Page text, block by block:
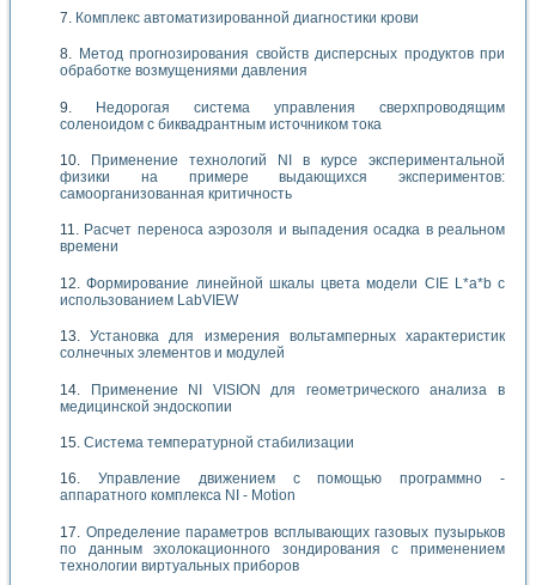
Комплекс автоматизированной диагностики крови
Метод прогнозирования свойств дисперсных продуктов при
обработке возмущениями давления
Недорогая система управления сверхпроводящим
соленоидом с биквадрантным источником тока
Применение технологий NI в курсе экспериментальной
физики на примере выдающихся экспериментов:
самоорганизованная критичность
Расчет переноса аэрозоля и выпадения осадка в реальном
времени
Формирование линейной шкалы цвета модели CIE L*a*b с
использованием LabVIEW
Установка для измерения вольтамперных характеристик
солнечных элементов и модулей
Применение NI VISION для геометрического анализа в
медицинской эндоскопии
Система температурной стабилизации
Управление движением с помощью программно -
аппаратного комплекса NI - Motion
Определение параметров всплывающих газовых пузырьков
по данным эхолокационного зондирования с применением
технологии виртуальных приборов